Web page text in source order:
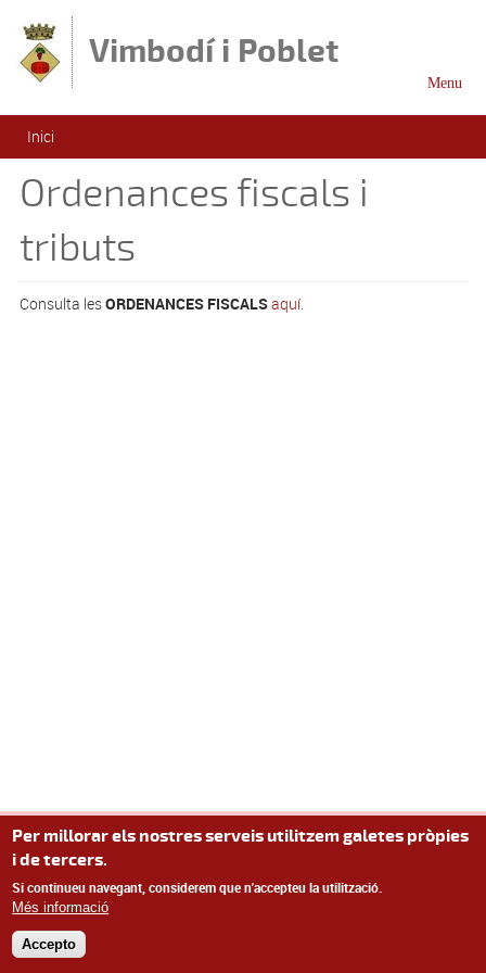
Vimbodí i Poblet
Esteu aquí
Inici
Ordenances fiscals i
tributs
Consulta lesORDENANCES FISCALSaquí.
Menu
Per millorar els nostres serveis utilitzem galetes pròpies
i de tercers.
Si continueu navegant, considerem que n'accepteu la utilització.
Més informació
Accepto